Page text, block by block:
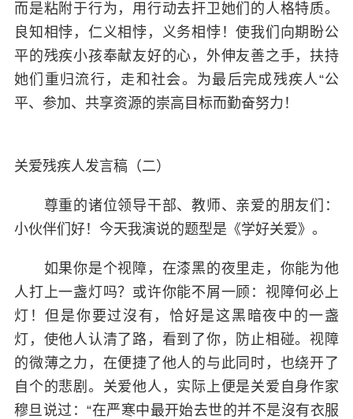
而是粘附于行为，用行动去扞卫她们的人格特质。
良知相悖，仁义相悖，义务相悖！使我们向期盼公
平的残疾小孩奉献友好的心，外伸友善之手，扶持
她们重归流行，走和社会。为最后完成残疾人“公
平、参加、共享资源的崇高目标而勤奋努力！
关爱残疾人发言稿（二）
尊重的诸位领导干部、教师、亲爱的朋友们：
小伙伴们好！今天我演说的题型是《学好关爱》。
如果你是个视障，在漆黑的夜里走，你能为他
人打上一盏灯吗？或许你能不屑一顾：视障何必上
灯！但是你要过沒有，恰好是这黑暗夜中的一盏
灯，使他人认清了路，看到了你，防止相碰。视障
的微薄之力，在便捷了他人的与此同时，也绕开了
自个的悲剧。关爱他人，实际上便是关爱自身作家
穆旦说过：“在严寒中最开始去世的并不是沒有衣服